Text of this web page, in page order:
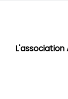
L'association